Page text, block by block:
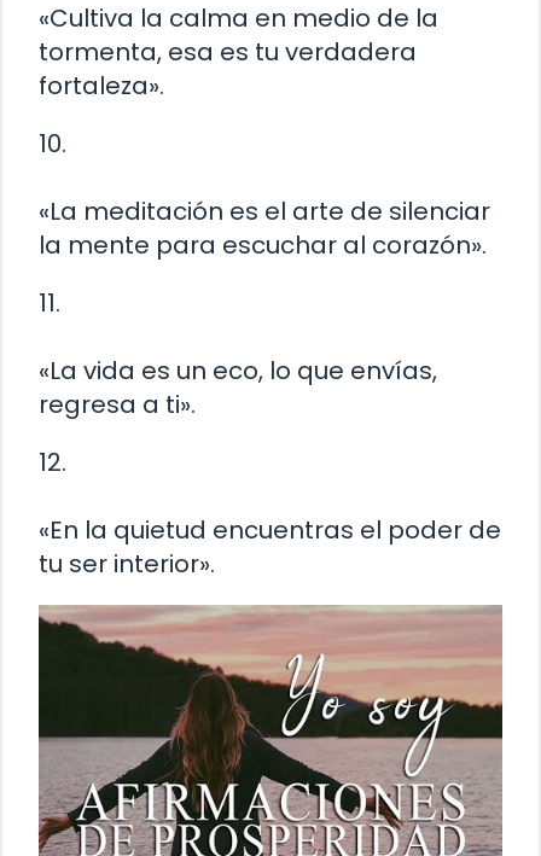
«Cultiva la calma en medio de la
tormenta, esa es tu verdadera
fortaleza».
10.
«La meditación es el arte de silenciar
la mente para escuchar al corazón».
11.
«La vida es un eco, lo que envías,
regresa a ti».
12.
«En la quietud encuentras el poder de
tu ser interior».